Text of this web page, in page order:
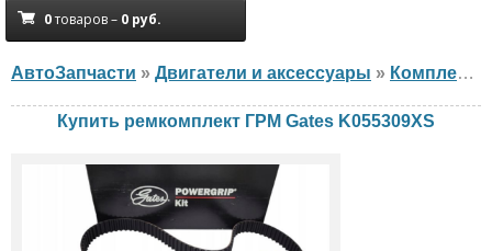
0товаров – 0 руб.
АвтоЗапчасти » Двигатели и аксессуары » Комплект ГРМ
Купить ремкомплект ГРМ Gates K055309XS